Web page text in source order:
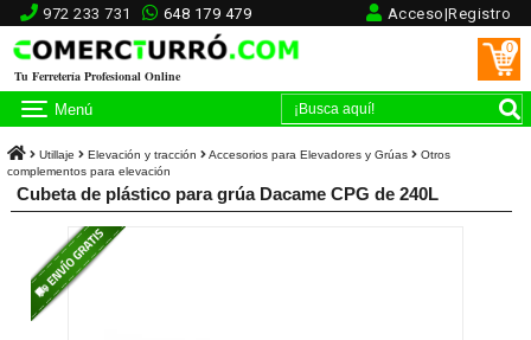
972 233 731 648 179 479 Acceso|Registro
Tu Ferretería Profesional Online
0
Menú
Utillaje Elevación y tracción Accesorios para Elevadores y Grúas
Otros
complementos para elevación
Cubeta de plástico para grúa Dacame CPG de 240L